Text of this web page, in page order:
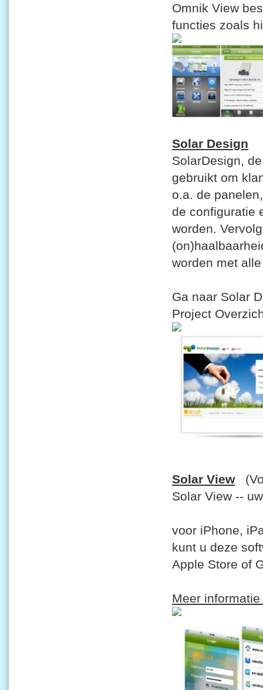
Omnik View
functies zoals
Solar Design
SolarDesign,
gebruikt om
o.a. de
de configuratie
worden.
worden met
Ga naar Solar
Project
Solar View
Solar View --
voor iPhone,
kunt u deze
Apple Store of
Meer informatie